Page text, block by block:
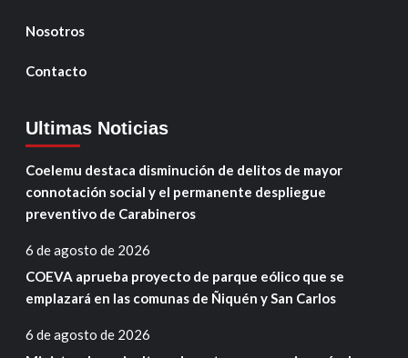
Nosotros
Contacto
Ultimas Noticias
Coelemu destaca disminución de delitos de mayor
connotación social y el permanente despliegue
preventivo de Carabineros
6 de agosto de 2026
COEVA aprueba proyecto de parque eólico que se
emplazará en las comunas de Ñiquén y San Carlos
6 de agosto de 2026